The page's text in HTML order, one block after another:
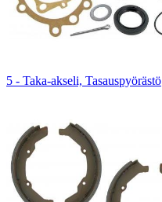
5 - Taka-akseli, Tasauspyörästö